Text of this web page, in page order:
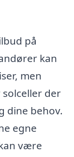
på
kan
men
der
dine behov.
egne
være